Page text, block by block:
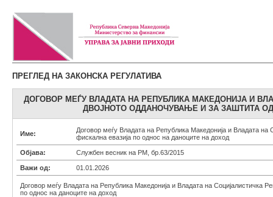
ПРЕГЛЕД НА ЗАКОНСКА РЕГУЛАТИВА
ДОГОВОР МЕЃУ ВЛАДАТА НА РЕПУБЛИКА МАКЕДОНИЈА И
ДВОЈНОТО ОДДАНОЧУВАЊЕ И ЗА ЗАШТИТА
Име:
Договор меѓу Владата на Република Македонија и Владата
фискална евазија по однос на даноците на доход
Објава: Службен весник на РМ, бр.63/2015
Важи од: 01.01.2026
Договор меѓу Владата на Република Македонија и Владата на Социјалистичка
по однос на даноците на доход